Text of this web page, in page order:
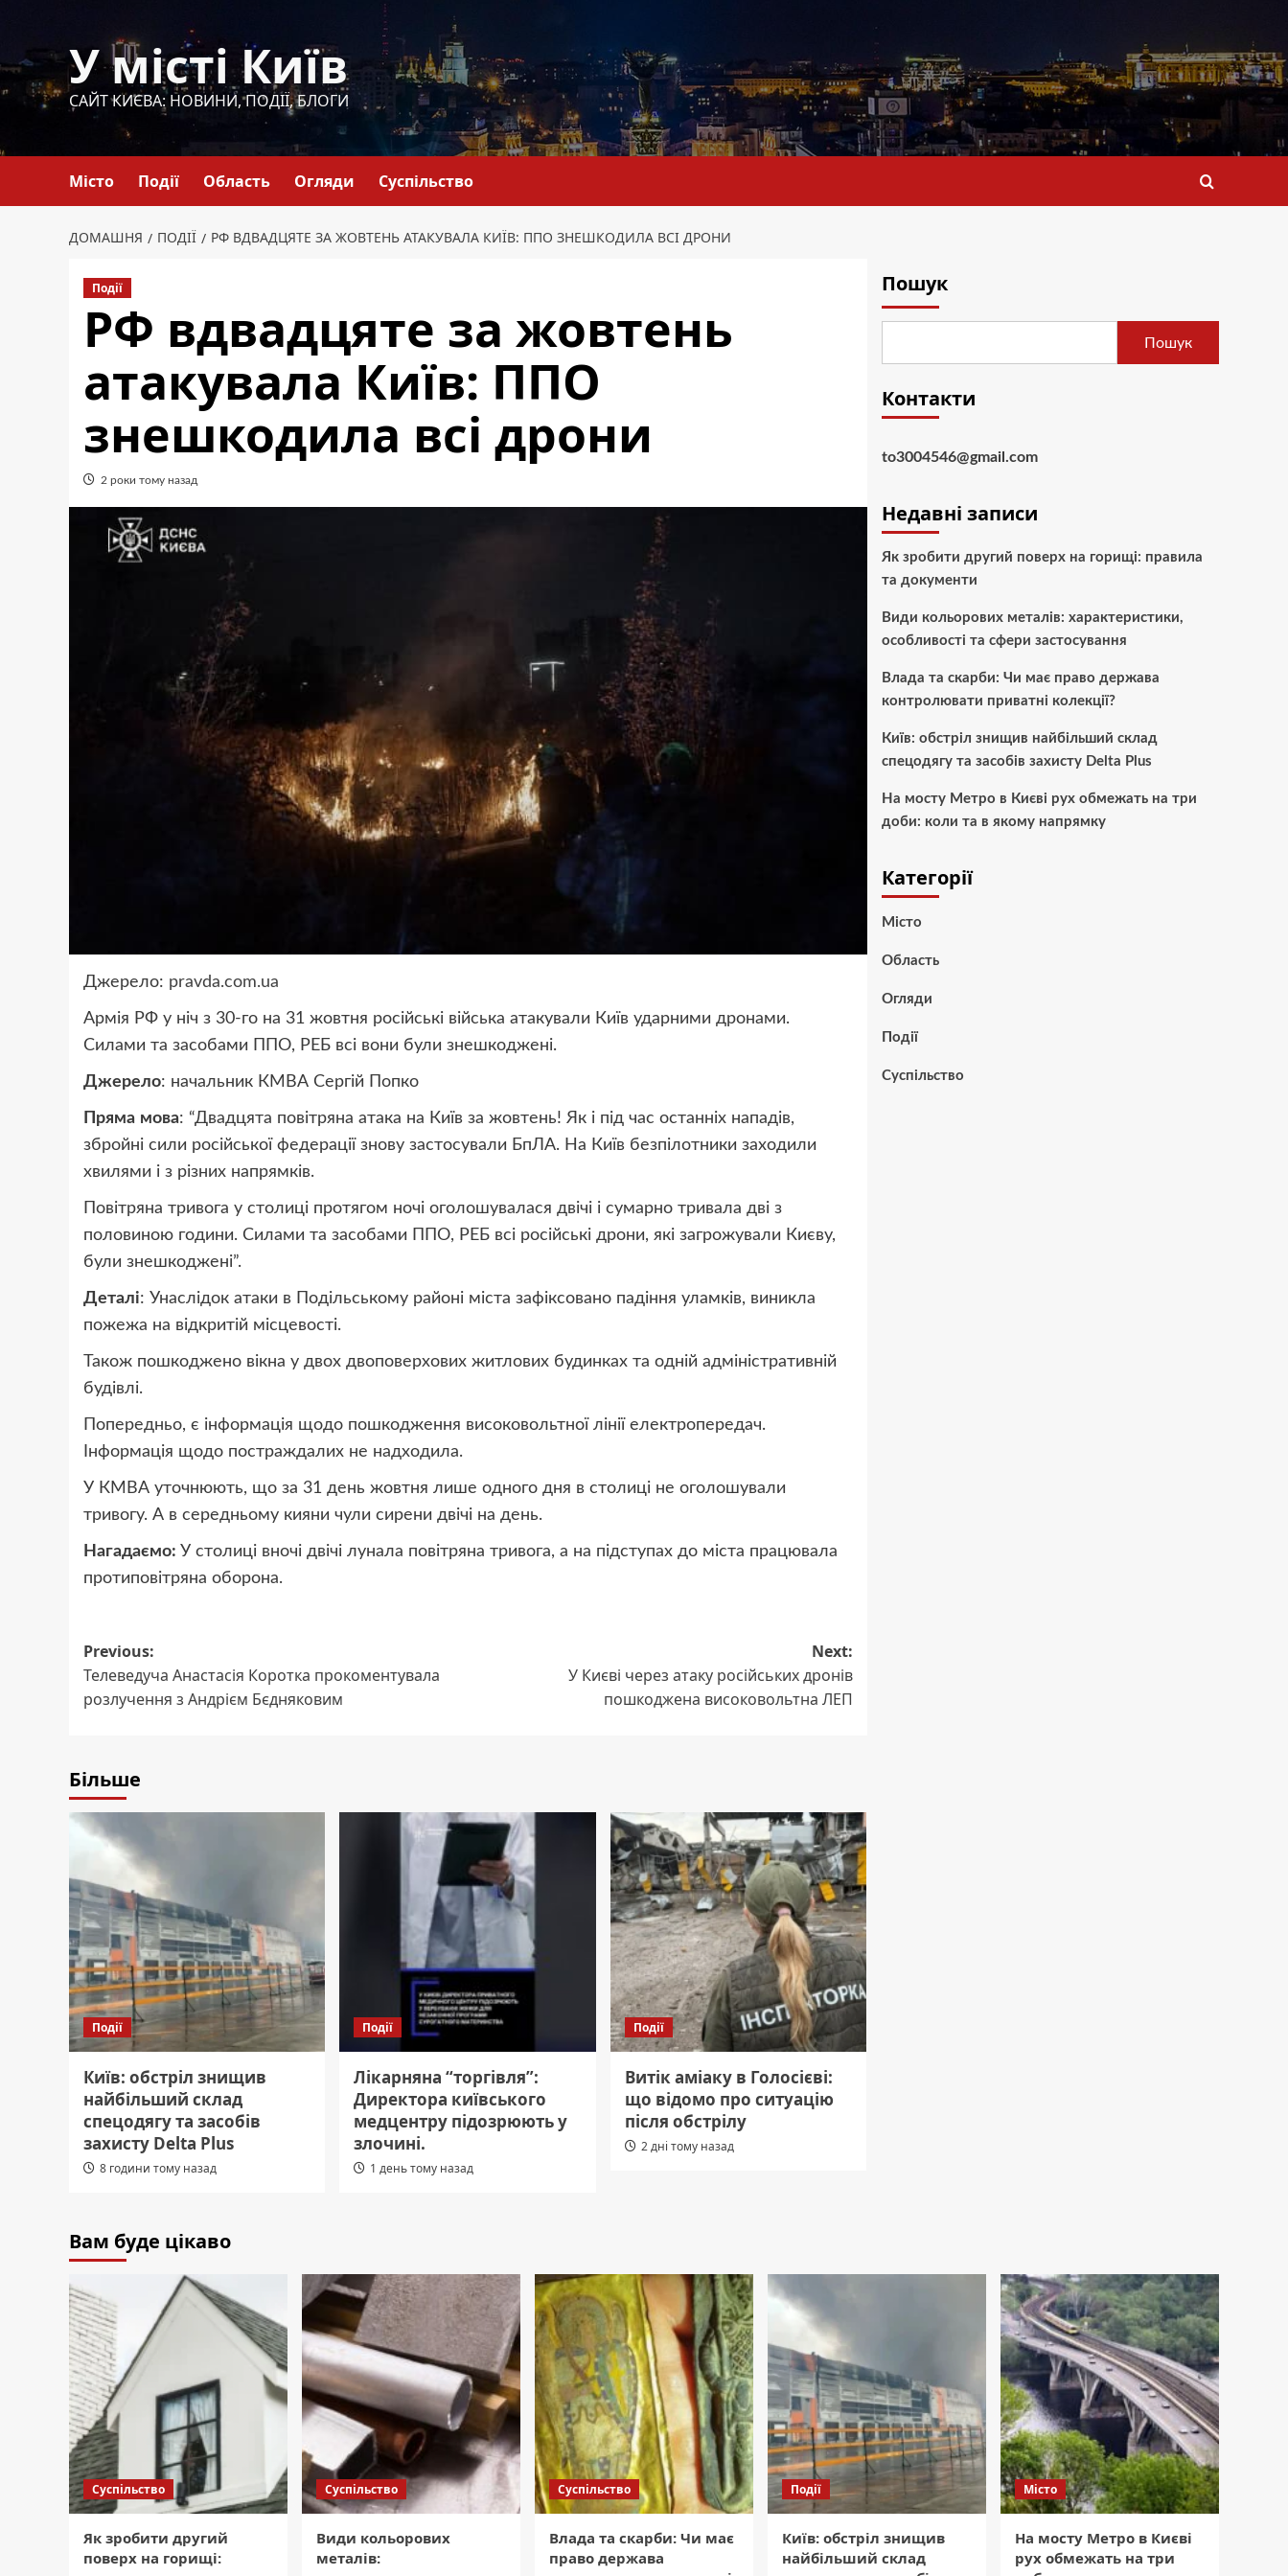
вмісту
У місті Київ
САЙТ КИЄВА: НОВИНИ, ПОДІЇ, БЛОГИ
Місто Події Область Огляди Суспільство
ДОМАШНЯ ПОДІЇ РФ ВДВАДЦЯТЕ ЗА ЖОВТЕНЬ АТАКУВАЛА КИЇВ: ППО ЗНЕШКОДИЛА ВСІ ДРОНИ
Події
РФ вдвадцяте за жовтень
атакувала Київ: ППО
знешкодила всі дрони
2 роки тому назад
Джерело: pravda.com.ua
Армія РФ у ніч з 30-го на 31 жовтня російські війська атакували Київ ударними дронами.
Силами та засобами ППО, РЕБ всі вони були знешкоджені.
Джерело: начальник КМВА Сергій Попко
Пряма мова: “Двадцята повітряна атака на Київ за жовтень! Як і під час останніх нападів,
збройні сили російської федерації знову застосували БпЛА. На Київ безпілотники заходили
хвилями і з різних напрямків.
Повітряна тривога у столиці протягом ночі оголошувалася двічі і сумарно тривала дві з
половиною години. Силами та засобами ППО, РЕБ всі російські дрони, які загрожували Києву,
були знешкоджені”.
Деталі: Унаслідок атаки в Подільському районі міста зафіксовано падіння уламків, виникла
пожежа на відкритій місцевості.
Також пошкоджено вікна у двох двоповерхових житлових будинках та одній адміністративній
будівлі.
Попередньо, є інформація щодо пошкодження високовольтної лінії електропередач.
Інформація щодо постраждалих не надходила.
У КМВА уточнюють, що за 31 день жовтня лише одного дня в столиці не оголошували
тривогу. А в середньому кияни чули сирени двічі на день.
Нагадаємо: У столиці вночі двічі лунала повітряна тривога, а на підступах до міста працювала
протиповітряна оборона.
Post
navigation
Previous:
Телеведуча Анастасія Коротка прокоментувала
розлучення з Андрієм Бєдняковим
Next:
У Києві через атаку російських дронів
пошкоджена високовольтна ЛЕП
Більше
Події
Київ: обстріл знищив
найбільший склад
спецодягу та засобів
захисту Delta Plus
8 години тому назад
Події
Лікарняна “торгівля”:
Директора київського
медцентру підозрюють у
злочині.
1 день тому назад
Події
Витік аміаку в Голосієві:
що відомо про ситуацію
після обстрілу
2 дні тому назад
Пошук
Пошук
Контакти
to3004546@gmail.com
Недавні записи
Як зробити другий поверх на горищі: правила
та документи
Види кольорових металів: характеристики,
особливості та сфери застосування
Влада та скарби: Чи має право держава
контролювати приватні колекції?
Київ: обстріл знищив найбільший склад
спецодягу та засобів захисту Delta Plus
На мосту Метро в Києві рух обмежать на три
доби: коли та в якому напрямку
Категорії
Місто
Область
Огляди
Події
Суспільство
Вам буде цікаво
Суспільство
Як зробити другий
поверх на горищі:
Суспільство
Види кольорових
металів:
Суспільство
Влада та скарби: Чи має
право держава
Події
Київ: обстріл знищив
найбільший склад
Місто
На мосту Метро в Києві
рух обмежать на три